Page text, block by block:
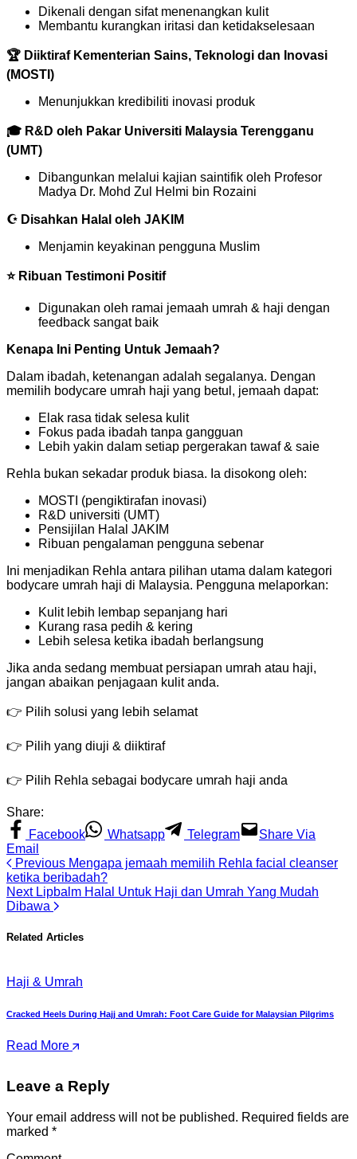
Dikenali dengan sifat menenangkan kulit
Membantu kurangkan iritasi dan ketidakselesaan
🏆 Diiktiraf Kementerian Sains, Teknologi dan Inovasi
(MOSTI)
Menunjukkan kredibiliti inovasi produk
🎓 R&D oleh Pakar Universiti Malaysia Terengganu
(UMT)
Dibangunkan melalui kajian saintifik oleh Profesor
Madya Dr. Mohd Zul Helmi bin Rozaini
☪️ Disahkan Halal oleh JAKIM
Menjamin keyakinan pengguna Muslim
⭐ Ribuan Testimoni Positif
Digunakan oleh ramai jemaah umrah & haji dengan
feedback sangat baik
Kenapa Ini Penting Untuk Jemaah?
Dalam ibadah, ketenangan adalah segalanya. Dengan
memilih bodycare umrah haji yang betul, jemaah dapat:
Elak rasa tidak selesa kulit
Fokus pada ibadah tanpa gangguan
Lebih yakin dalam setiap pergerakan tawaf & saie
Rehla bukan sekadar produk biasa. Ia disokong oleh:
MOSTI (pengiktirafan inovasi)
R&D universiti (UMT)
Pensijilan Halal JAKIM
Ribuan pengalaman pengguna sebenar
Ini menjadikan Rehla antara pilihan utama dalam kategori
bodycare umrah haji di Malaysia. Pengguna melaporkan:
Kulit lebih lembap sepanjang hari
Kurang rasa pedih & kering
Lebih selesa ketika ibadah berlangsung
Jika anda sedang membuat persiapan umrah atau haji,
jangan abaikan penjagaan kulit anda.
👉 Pilih solusi yang lebih selamat
👉 Pilih yang diuji & diiktiraf
👉 Pilih Rehla sebagai bodycare umrah haji anda
Share:
Facebook
Whatsapp Telegram
Share Via
Email
Previous Mengapa jemaah memilih Rehla facial cleanser
ketika beribadah?
Next Lipbalm Halal Untuk Haji dan Umrah Yang Mudah
Dibawa
Related Articles
Haji & Umrah
Cracked Heels During Hajj and Umrah: Foot Care Guide for Malaysian Pilgrims
Read More
Leave a Reply
Your email address will not be published. Required fields are
marked *